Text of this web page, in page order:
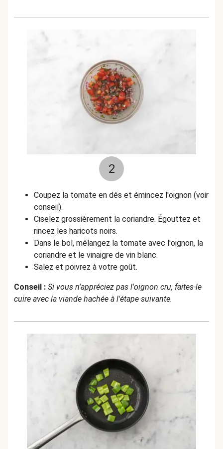
2
Coupez la tomate en dés et émincez l'oignon (voir
conseil).
Ciselez grossièrement la coriandre. Égouttez et
rincez les haricots noirs.
Dans le bol, mélangez la tomate avec l'oignon, la
coriandre et le vinaigre de vin blanc.
Salez et poivrez à votre goût.
Conseil : Si vous n'appréciez pas l'oignon cru, faites-le
cuire avec la viande hachée à l'étape suivante.